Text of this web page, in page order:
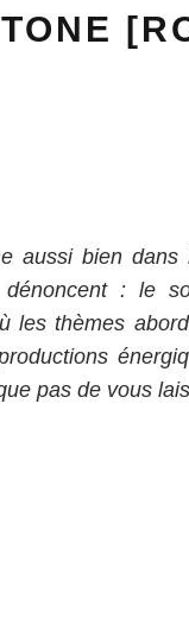
aussi bien dans
: le
les thèmes
pas de vous